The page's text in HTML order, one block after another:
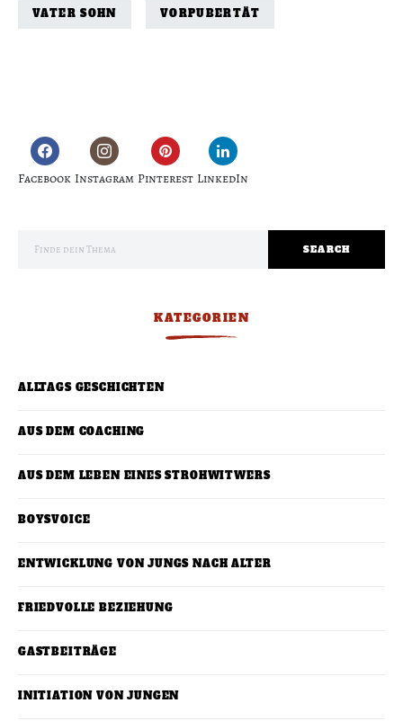
VATER SOHN VORPUBERTÄT
Facebook Instagram Pinterest LinkedIn
SEARCH
KATEGORIEN
ALLTAGS GESCHICHTEN
AUS DEM COACHING
AUS DEM LEBEN EINES STROHWITWERS
BOYSVOICE
ENTWICKLUNG VON JUNGS NACH ALTER
FRIEDVOLLE BEZIEHUNG
GASTBEITRÄGE
INITIATION VON JUNGEN